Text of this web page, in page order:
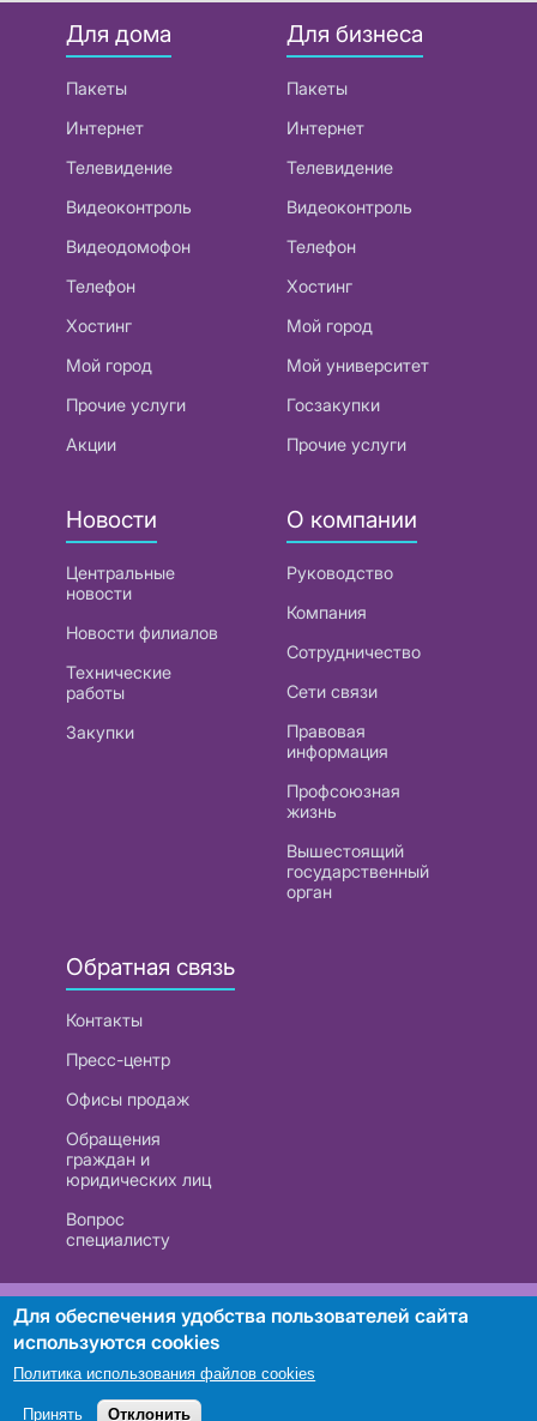
Для дома
Пакеты
Интернет
Телевидение
Видеоконтроль
Видеодомофон
Телефон
Хостинг
Мой город
Прочие услуги
Акции
Для бизнеса
Пакеты
Интернет
Телевидение
Видеоконтроль
Телефон
Хостинг
Мой город
Мой университет
Госзакупки
Прочие услуги
Новости
Центральные
новости
Новости филиалов
Технические
работы
Закупки
О компании
Руководство
Компания
Сотрудничество
Сети связи
Правовая
информация
Профсоюзная
жизнь
Вышестоящий
государственный
орган
Обратная связь
Контакты
Пресс-центр
Офисы продаж
Обращения
граждан и
юридических лиц
Вопрос
специалисту
РУП «Белтелеком». УНП 101007741
Поиск
Для обеспечения удобства пользователей сайта
используются cookies
Политика использования файлов cookies
Принять Отклонить